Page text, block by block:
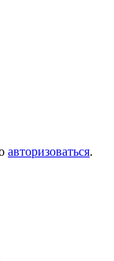
авторизоваться.